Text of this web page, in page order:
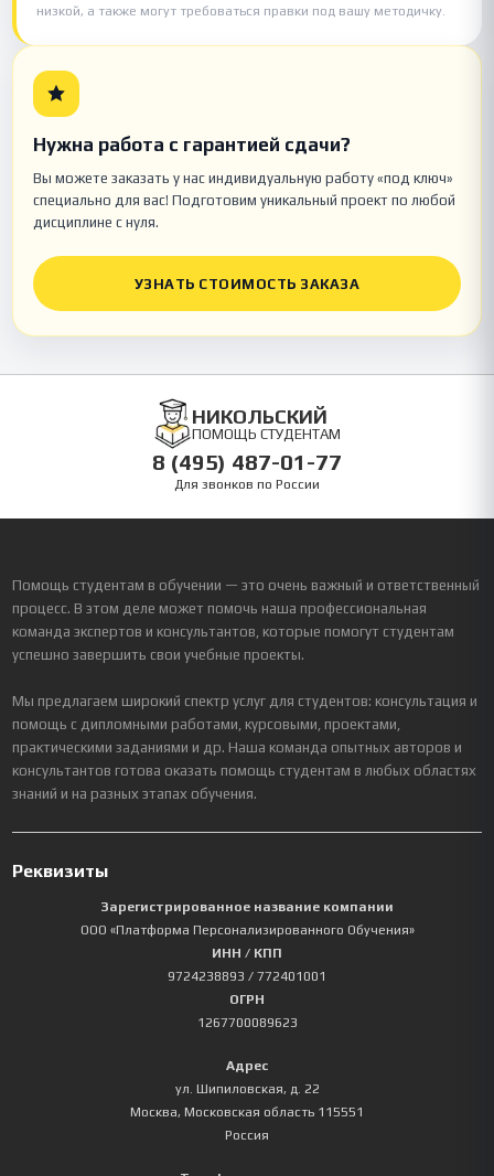
низкой, а также могут требоваться правки под вашу методичку.
Нужна работа с гарантией сдачи?
Вы можете заказать у нас индивидуальную работу «под ключ»
специально для вас! Подготовим уникальный проект по любой
дисциплине с нуля.
УЗНАТЬ СТОИМОСТЬ ЗАКАЗА
НИКОЛЬСКИЙ
ПОМОЩЬ СТУДЕНТАМ
8 (495) 487-01-77
Для звонков по России
Помощь студентам в обучении — это очень важный и ответственный
процесс. В этом деле может помочь наша профессиональная
команда экспертов и консультантов, которые помогут студентам
успешно завершить свои учебные проекты.
Мы предлагаем широкий спектр услуг для студентов: консультация и
помощь с дипломными работами, курсовыми, проектами,
практическими заданиями и др. Наша команда опытных авторов и
консультантов готова оказать помощь студентам в любых областях
знаний и на разных этапах обучения.
Реквизиты
Зарегистрированное название компании
ООО «Платформа Персонализированного Обучения»
ИНН / КПП
9724238893 / 772401001
ОГРН
1267700089623
Адрес
ул. Шипиловская, д. 22
Москва, Московская область 115551
Россия